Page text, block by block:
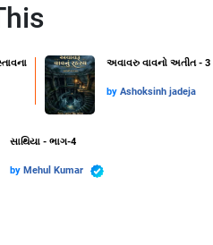
અવાવરુ વાવનો અતીત - 3
by Ashoksinh jadeja
સાથિયા - ભાગ-4
by Mehul Kumar